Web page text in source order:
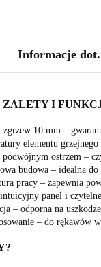
Informacje dot.
I
zgrzew 10 mm –
elementu
ostrzem –
budowa – idealna
pracy – zapewnia
intuicyjny panel i
– odporna na
– do rękawów